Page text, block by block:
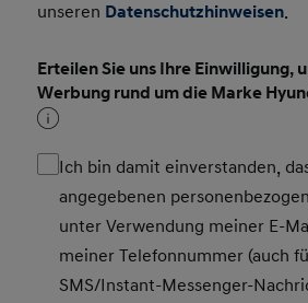
unseren Datenschutzhinweisen.
Erteilen Sie uns Ihre Einwilligung,
Werbung rund um die Marke
Ich bin damit einverstanden,
angegebenen
unter Verwendung meiner E-
meiner Telefonnummer (auch
SMS/Instant-Messenger-